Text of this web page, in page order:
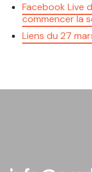
Facebook Live
commencer la
Liens du 27